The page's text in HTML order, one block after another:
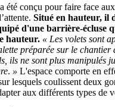
été conçu pour faire face
Situé en hauteur, il
d'une barrière-écluse
hauteur. « Les volets sont
préparée sur le chantier
ils ne sont plus manipulés
. » L'espace comporte en
lesquels coulissent deux
aux différents types de